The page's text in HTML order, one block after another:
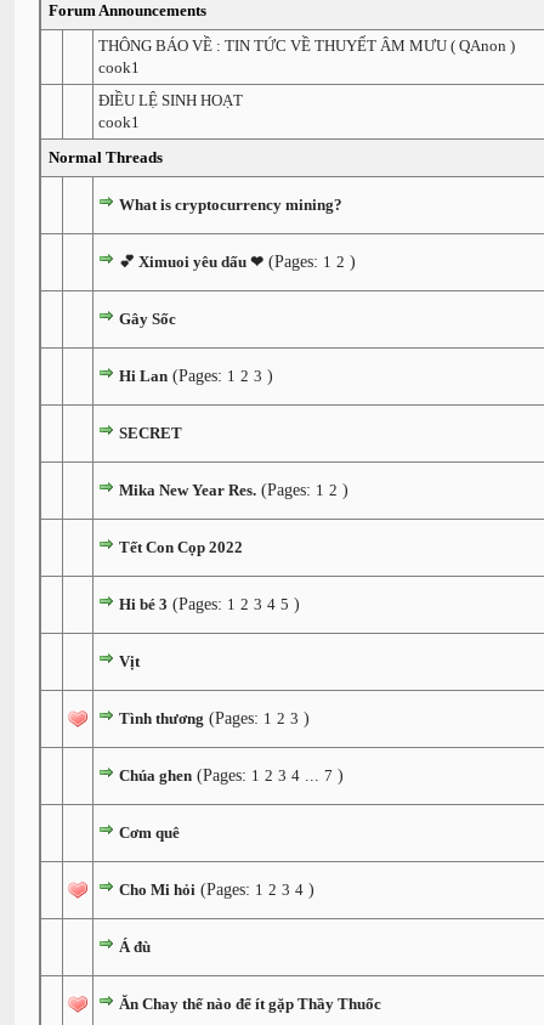
Forum Announcements
THÔNG BÁO VỀ : TIN TỨC VỀ THUYẾT ÂM MƯU ( QAnon )
cook1
ĐIỀU LỆ SINH HOẠT
cook1
Normal Threads
What is cryptocurrency mining?
💕 Ximuoi yêu dấu ❤ (Pages: 1 2 )
Gây Sốc
Hi Lan (Pages: 1 2 3 )
SECRET
Mika New Year Res. (Pages: 1 2 )
Tết Con Cọp 2022
Hi bé 3 (Pages: 1 2 3 4 5 )
Vịt
Tình thương (Pages: 1 2 3 )
Chúa ghen (Pages: 1 2 3 4 ...7 )
Cơm quê
Cho Mi hỏi (Pages: 1 2 3 4 )
Á đù
Ăn Chay thế nào để ít gặp Thầy Thuốc